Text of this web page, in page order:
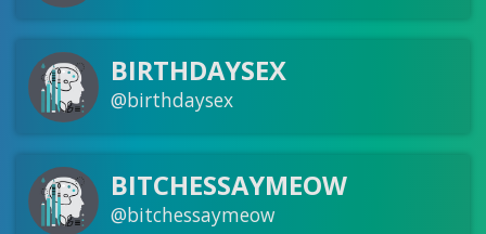
BIRTHDAYSEX
@birthdaysex
BITCHESSAYMEOW
@bitchessaymeow